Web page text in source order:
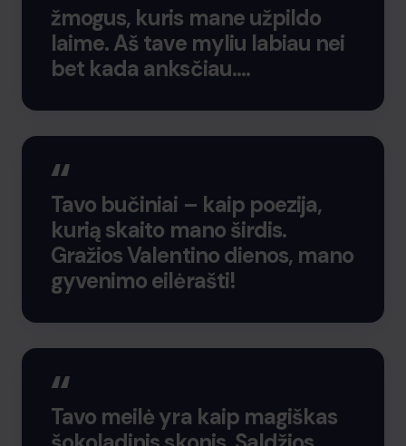
žmogus, kuris mane užpildo
laime. Aš tave myliu labiau nei
bet kada anksčiau….
Tavo bučiniai – kaip poezija,
kurią skaito mano širdis.
Gražios Valentino dienos, mano
gyvenimo eilėrašti!
Tavo meilė yra kaip magiškas